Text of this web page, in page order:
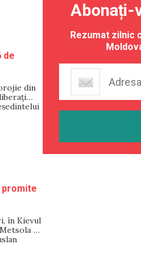
de
din
au fost
promite
în Kievul
a
Abonați-
Rezumat zilnic